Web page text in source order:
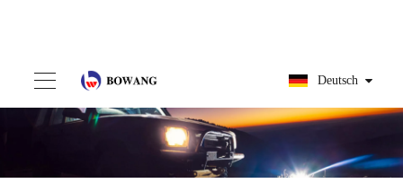
Deutsch